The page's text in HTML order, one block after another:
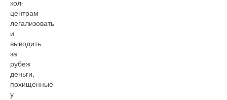
кол-
центрам
легализовать
и
выводить
за
рубеж
деньги,
похищенные
у